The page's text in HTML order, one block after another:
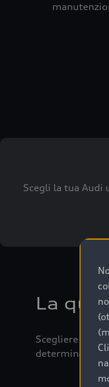
Scegli la tua Audi
La
Scegliere
determinanti